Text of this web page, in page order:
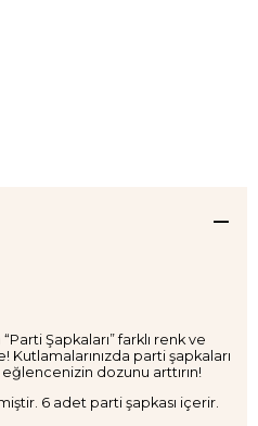
Şapkaları” farklı renk ve
parti şapkaları
dozunu arttırın!
6 adet parti şapkası içerir.